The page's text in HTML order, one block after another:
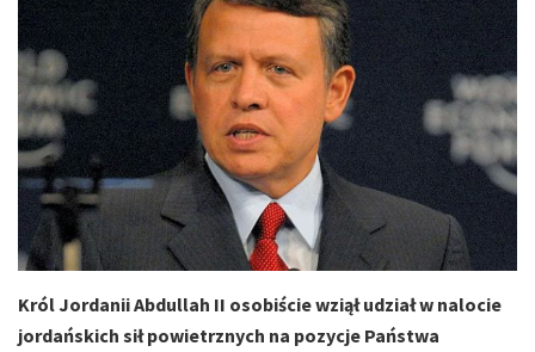
Król Jordanii Abdullah II osobiście wziął udział w nalocie
jordańskich sił powietrznych na pozycje Państwa